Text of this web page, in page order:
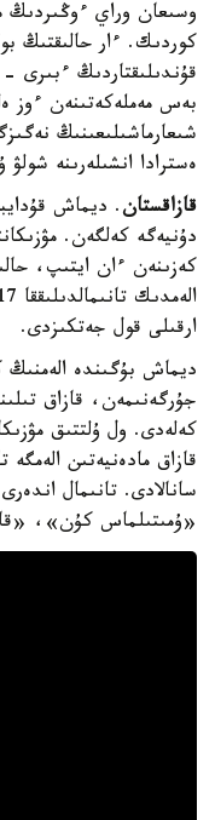
وسىعان وراي ءوڭىردىڭ
كوردىك. ءار حالىقتىڭ
قۇندىلىقتاردىڭ ءبىرى
بەس مەملەكەتىنەن ءوز
شىعارماشىلىعىنىڭ
ەسترادا انشىلەرىنە شولۋ
قازاقستان
دۇنيەگە كەلگەن.
كەزىنەن ءان ايتىپ،
ارقىلى قول جەتكىزدى.
ديماش بۇگىندە
جۇرگەنىمەن، قازاق
كەلەدى. ول ۇلتتىق
قازاق مادەنيەتىن
سانالادى. تانىمال
«ۇمىتىلماس كۇن»،